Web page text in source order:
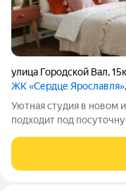
улица Городской Вал,
ЖК «Сердце Ярославля»
Уютная студия в новом
подходит под
доме дом 2024 года
этаже 10ти этажного